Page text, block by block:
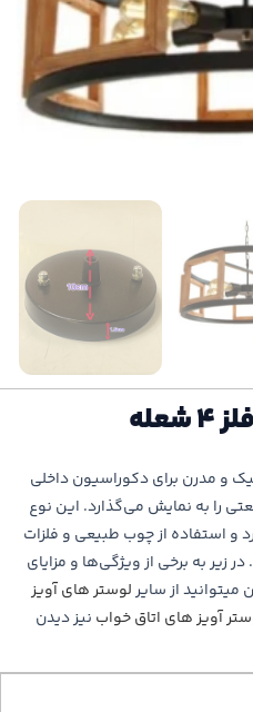
و مدرن برای دکوراسیون داخلی
را به نمایش می‌گذارد. این نوع
و استفاده از چوب طبیعی و فلزات
زیر به برخی از ویژگی‌ها و مزایای
از سایرلوستر های آویز
آویز های اتاق خواب نیز دیدن